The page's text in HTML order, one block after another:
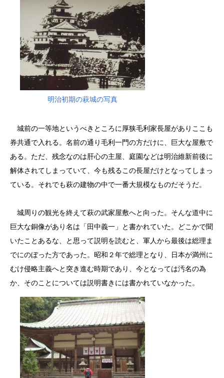
明治初期の萩城の写真
城前の一等地というべきところに厚狭毛利家長屋がありここも
券共通で入れる。名前の通り毛利一門の方だけに、巨大な屋敷で
ある。ただ、残念なのは肝心の主屋、庭園などは明治維新前後に
解体されてしまっていて、今も残るこの長屋だけとなってしまっ
ている。それでも萩の建物の中で一番大規模なものだそうだ。
城周りの観光を終えて萩の武家屋敷へと向った。そんな道中に
巨大な銅像があり名は「田中義一」と書かれていた。どこかで聞
いたことあるな、と思って説明を読むと、軍人から最後は総理ま
でにのぼった方であった。昭和２年で総理となり、日本が満州に
むけ侵略主義へと突き進む時期であり、今となっては汚名の為
か、そのことについては説明書きには書かれていなかった。